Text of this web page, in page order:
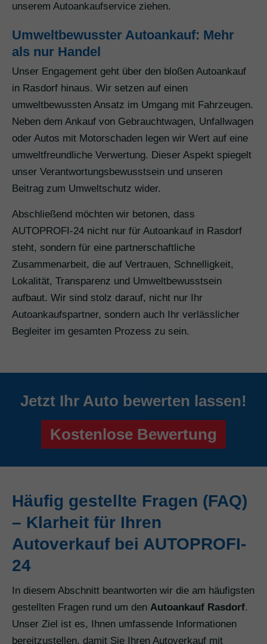
unserem Autoankaufservice ziehen.
Umweltbewusster Autoankauf: Mehr
als nur Handel
Unser Engagement geht über den bloßen Autoankauf
in Rasdorf hinaus. Wir setzen auf einen
umweltbewussten Ansatz im Umgang mit Fahrzeugen.
Neben dem Ankauf von Gebrauchtwagen, Unfallwagen
oder Autos mit Motorschaden legen wir Wert auf eine
umweltfreundliche Verwertung. Dieser Aspekt spiegelt
unser Verantwortungsbewusstsein und unseren
Beitrag zum Umweltschutz wider.
Abschließend möchten wir betonen, dass
AUTOPROFI-24 nicht nur für Autoankauf in Rasdorf
steht, sondern für eine partnerschaftliche
Zusammenarbeit, die auf Vertrauen, Schnelligkeit,
Lokalität, Transparenz und Umweltbewusstsein
aufbaut. Wir sind stolz darauf, nicht nur Ihr
Autoankaufspartner, sondern auch Ihr verlässlicher
Begleiter im gesamten Prozess zu sein.
Jetzt Ihr Auto bewerten lassen!
Kostenlose Bewertung
Häufig gestellte Fragen (FAQ)
– Klarheit für Ihren
Autoverkauf bei AUTOPROFI-
24
In diesem Abschnitt beantworten wir die am häufigsten
gestellten Fragen rund um den Autoankauf Rasdorf.
Unser Ziel ist es, Ihnen umfassende Informationen
bereitzustellen, damit Sie Ihren Autoverkauf mit